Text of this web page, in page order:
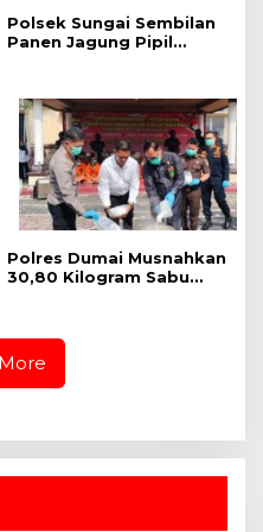
Polsek Sungai Sembilan
Panen Jagung Pipil
Pangan Kuartal II Tahun
2026
Polres Dumai Musnahkan
30,80 Kilogram Sabu